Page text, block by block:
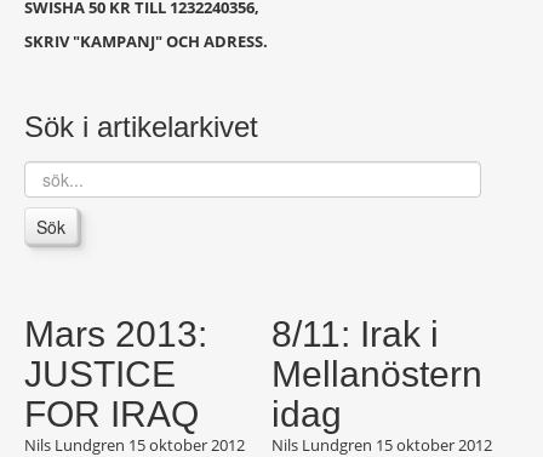
SWISHA 50 KR TILL 1232240356,
SKRIV "KAMPANJ" OCH ADRESS.
Sök i artikelarkivet
sök...
Sök
Mars 2013:
JUSTICE
Nils Lundgren 15 oktober 2012
8/11: Irak i
Mellanöstern
idag
Nils Lundgren 15 oktober 2012